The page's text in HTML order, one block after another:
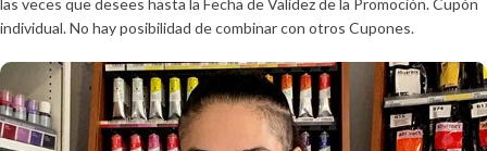
las veces que desees hasta la Fecha de Validez de la Promoción. Cupón
individual. No hay posibilidad de combinar con otros Cupones.